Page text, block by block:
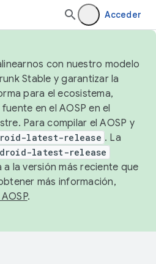
Acceder
con nuestro modelo
Stable y garantizar la
para el ecosistema,
en el AOSP en el
Para compilar el AOSP y
latest-release . La
latest-release
la versión más reciente que
más información,
.